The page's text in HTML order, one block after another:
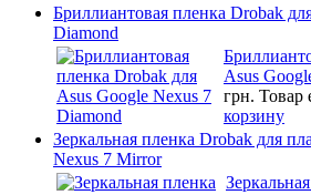
Бриллиантовая пленка Drobak
Diamond
Asus
грн. Товар
корзину
Зеркальная пленка Drobak для
Nexus 7 Mirror